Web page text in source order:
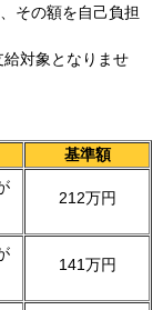
その額を自己負担
対象となりませ
基準額
212万円
141万円